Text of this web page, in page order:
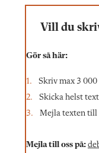
Vill du
Gör så här:
Skriv max 3
Skicka helst
Mejla texten till
Mejla till oss på: